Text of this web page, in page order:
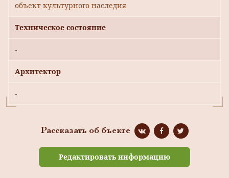
объект культурного наследия
Техническое состояние
-
Архитектор
-
Рассказать об бъекте
Редактировать информацию